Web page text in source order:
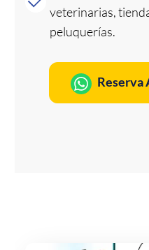
veterinarias,
peluquerías.
Reserva